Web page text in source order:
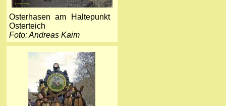
Osterhasen am Haltepunkt
Osterteich
Foto: Andreas Kaim